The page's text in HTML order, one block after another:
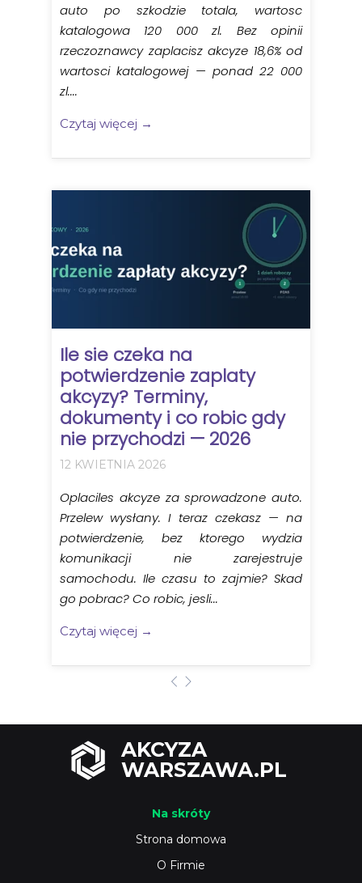
AKCYZA
WARSZAWA.PL
Na skróty
Strona domowa
O Firmie
auto po szkodzie totala, wartosc
katalogowa 120 000 zl. Bez opinii
rzeczoznawcy zaplacisz akcyze 18,6% od
wartosci katalogowej — ponad 22 000
zl....
Czytaj więcej →
Ile sie czeka na
potwierdzenie zaplaty
akcyzy? Terminy,
dokumenty i co robic gdy
nie przychodzi — 2026
12 KWIETNIA 2026
Oplaciles akcyze za sprowadzone auto.
Przelew wysłany. I teraz czekasz — na
potwierdzenie, bez ktorego wydzia
komunikacji nie zarejestruje
samochodu. Ile czasu to zajmie? Skad
go pobrac? Co robic, jesli...
Czytaj więcej →